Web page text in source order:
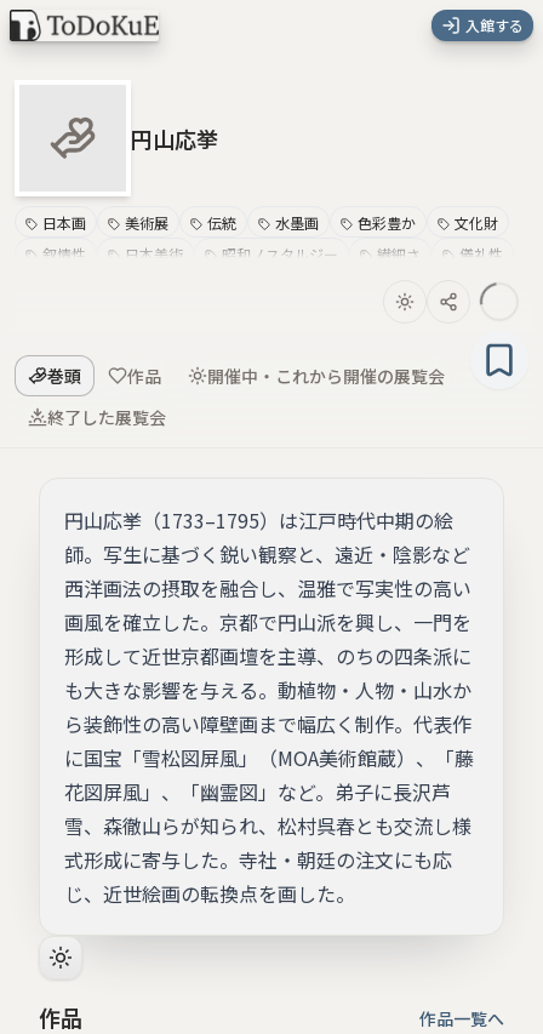
入館する
円山応挙
日本画 美術展 伝統 水墨画 色彩豊か
文化財
叙情性
日本美術 昭和ノスタルジー 繊細さ
儀礼性
巻頭 作品
開催中・これから開催の展覧会
終了した展覧会
円山応挙（1733–1795）は江戸時代中期の絵
師。写生に基づく鋭い観察と、遠近・陰影など
西洋画法の摂取を融合し、温雅で写実性の高い
画風を確立した。京都で円山派を興し、一門を
形成して近世京都画壇を主導、のちの四条派に
も大きな影響を与える。動植物・人物・山水か
ら装飾性の高い障壁画まで幅広く制作。代表作
に国宝「雪松図屏風」（MOA美術館蔵）、「藤
花図屏風」、「幽霊図」など。弟子に長沢芦
雪、森徹山らが知られ、松村呉春とも交流し様
式形成に寄与した。寺社・朝廷の注文にも応
じ、近世絵画の転換点を画した。
作品 作品一覧へ